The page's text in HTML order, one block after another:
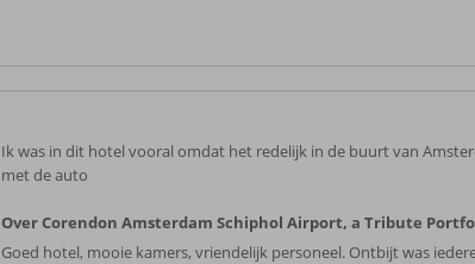
Ik was in dit hotel vooral omdat het redelijk in de buurt van
met de auto
Over Corendon Amsterdam Schiphol Airport, a Tribute
Goed hotel, mooie kamers, vriendelijk personeel. Ontbijt was